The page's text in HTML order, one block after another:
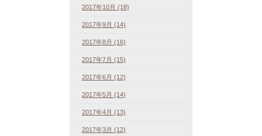
2017年10月 (18)
2017年9月 (14)
2017年8月 (16)
2017年7月 (15)
2017年6月 (12)
2017年5月 (14)
2017年4月 (13)
2017年3月 (12)